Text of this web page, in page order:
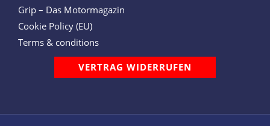
Grip – Das Motormagazin
Cookie Policy (EU)
Terms & conditions
VERTRAG WIDERRUFEN